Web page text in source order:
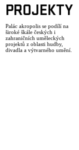
PROJEKTY
Palác akropolis se podílí na
široké škále českých i
zahraničních uměleckých
projektů z oblasti hudby,
divadla a výtvarného umění.